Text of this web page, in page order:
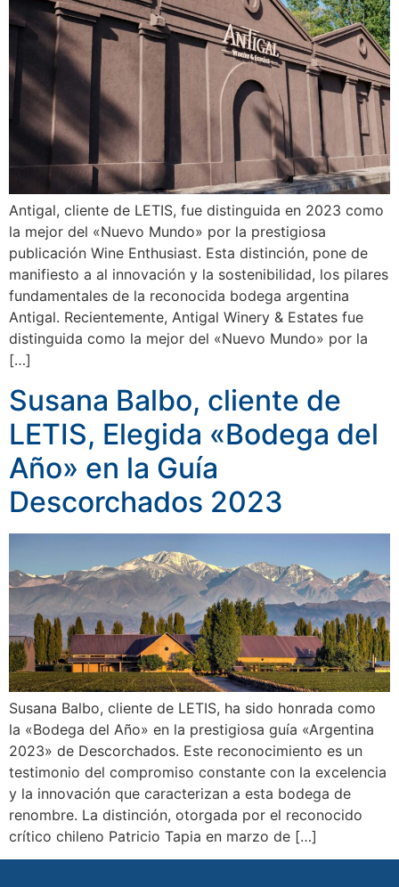
Antigal, cliente de LETIS, fue distinguida en 2023 como
la mejor del «Nuevo Mundo» por la prestigiosa
publicación Wine Enthusiast. Esta distinción, pone de
manifiesto a al innovación y la sostenibilidad, los pilares
fundamentales de la reconocida bodega argentina
Antigal. Recientemente, Antigal Winery & Estates fue
distinguida como la mejor del «Nuevo Mundo» por la
[…]
Susana Balbo, cliente de
LETIS, Elegida «Bodega del
Año» en la Guía
Descorchados 2023
Susana Balbo, cliente de LETIS, ha sido honrada como
la «Bodega del Año» en la prestigiosa guía «Argentina
2023» de Descorchados. Este reconocimiento es un
testimonio del compromiso constante con la excelencia
y la innovación que caracterizan a esta bodega de
renombre. La distinción, otorgada por el reconocido
crítico chileno Patricio Tapia en marzo de […]